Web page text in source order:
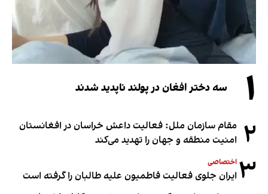
۱ سه دختر افغان در پولند ناپدید شدند
۲ مقام سازمان ملل: فعالیت داعش خراسان در افغانستان
امنیت منطقه و جهان را تهدید می‌کند
۳ اختصاصی
ایران جلوی فعالیت فاطمیون علیه طالبان را گرفته است